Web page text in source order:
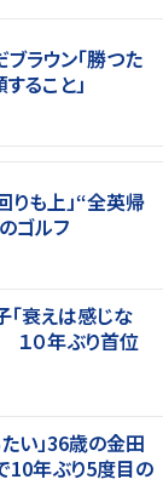
ラウン「勝つた
ること」
りも上」“全英帰
ゴルフ
「衰えは感じな
１０年ぶり首位
い」36歳の金田
10年ぶり5度目の